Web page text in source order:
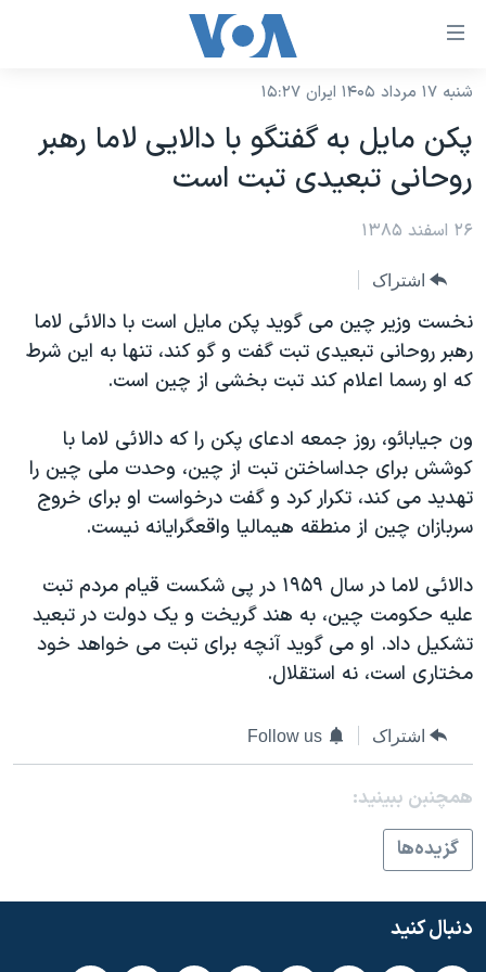
لینکهای
دسترسی
جهش
محتوای
اصلی
اصلی
جهش
نسخه سبک وب‌سایت
موضوع ها
ایران
آمریکا
ورزشی
گزیده‌ها
ویژه برنامه‌ها
ویدیوها
فرهنگ و زندگی
اقتصادی
علم و فناوری
اسرائیل در جنگ
آرشیو پخش زنده
برنامه های تلویزیونی
جدول برنامه ها
صفحه‌های ویژه
جام جهانی ۲۰۲۶
عملیات خشم حماسی
بایگانی برنامه‌های تلویزیونی
مستندها
حمله جمهوری اسلامی به اسرائیل
رمز مهسا
ورزش زنان در ایران
مجموعه مستندهای دادخواهی
چهل سال گروگان‌گیری
اعتراضات مردمی آبان ۹۸
فرکانس‌های صدای آمریکا
پخش رادیویی
یادگیری زبان انگلیسی
دنبال کنید
زبانهای مختلف
شنبه ۱۷ مرداد ۱۴۰۵ ایران ۱۵:۲۷
پکن مايل به گفتگو با دالايی لاما رهبر
روحانی تبعيدی تبت است
۲۶ اسفند ۱۳۸۵
اشتراک
نخست وزير چين می گويد پکن مايل است با دالائی لاما
رهبر روحانی تبعيدی تبت گفت و گو کند، تنها به اين شرط
که او رسما اعلام کند تبت بخشی از چين است.
ون جيابائو، روز جمعه ادعای پکن را که دالائی لاما با
کوشش برای جداساختن تبت از چين، وحدت ملی چين را
تهديد می کند، تکرار کرد و گفت درخواست او برای خروج
سربازان چين از منطقه هيماليا واقعگرايانه نيست.
دالائی لاما در سال ۱۹۵۹ در پی شکست قيام مردم تبت
عليه حکومت چين، به هند گريخت و يک دولت در تبعيد
تشکيل داد. او می گويد آنچه برای تبت می خواهد خود
مختاری است، نه استقلال.
اشتراک Follow us
همچنبن ببینید:
گزيده‌ها
دنبال کنید